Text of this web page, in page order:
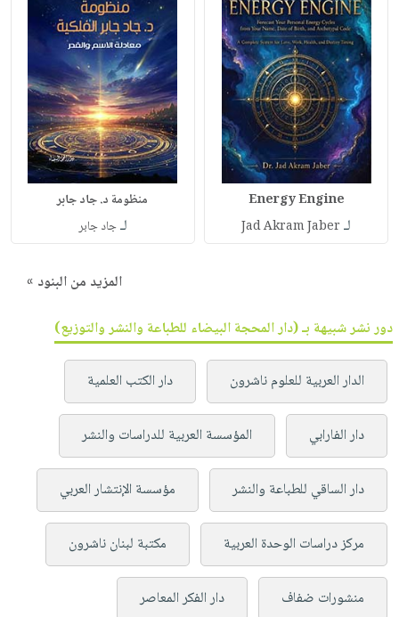
Energy Engine
لـ Jad Akram Jaber
منظومة د. جاد جابر
لـجاد جابر
المزيد من البنود »
دور نشر شبيهة بـ (دار المحجة البيضاء للطباعة والنشر والتوزيع)
الدار العربية للعلوم ناشرون دار الكتب العلمية
دار الفارابي المؤسسة العربية للدراسات والنشر
دار الساقي للطباعة والنشر مؤسسة الإنتشار العربي
مركز دراسات الوحدة العربية مكتبة لبنان ناشرون
منشورات ضفاف دار الفكر المعاصر